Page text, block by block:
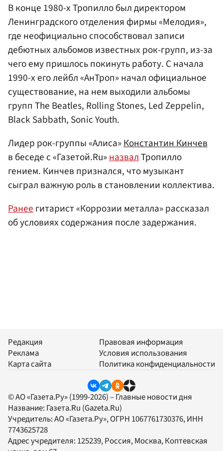
В конце 1980-х Тропилло был директором
Ленинградского отделения фирмы «Мелодия»,
где неофициально способствовал записи
дебютных альбомов известных рок-групп, из-за
чего ему пришлось покинуть работу. С начала
1990-х его лейбл «АнТроп» начал официальное
существование, на нем выходили альбомы
групп The Beatles, Rolling Stones, Led Zeppelin,
Black Sabbath, Sonic Youth.
Лидер рок-группы «Алиса»Константин Кинчев
в беседе с «Газетой.Ru»назвалТропилло
гением. Кинчев признался, что музыкант
сыграл важную роль в становлении коллектива.
Ранеегитарист «Коррозии металла» рассказал
об условиях содержания после задержания.
Редакция
Реклама
Карта сайта
Правовая информация
Условия использования
Политика конфиденциальности
© АО «Газета.Ру» (1999-2026) – Главные новости дня
Название: Газета.Ru (Gazeta.Ru)
Учредитель:АО «Газета.Ру», ОГРН 1067761730376, ИНН
7743625728
Адрес учредителя: 125239, Россия, Москва, Коптевская